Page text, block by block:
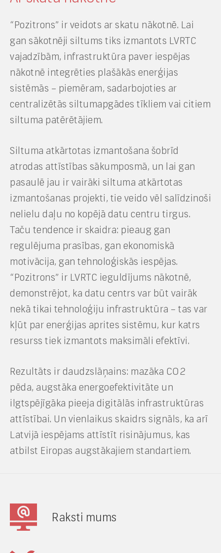
“Pozitrons” ir veidots ar skatu nākotnē. Lai
gan sākotnēji siltums tiks izmantots LVRTC
vajadzībām, infrastruktūra paver iespējas
nākotnē integrēties plašākās enerģijas
sistēmās – piemēram, sadarbojoties ar
centralizētās siltumapgādes tīkliem vai citiem
siltuma patērētājiem.
Siltuma atkārtotas izmantošana šobrīd
atrodas attīstības sākumposmā, un lai gan
pasaulē jau ir vairāki siltuma atkārtotas
izmantošanas projekti, tie veido vēl salīdzinoši
nelielu daļu no kopējā datu centru tirgus.
Taču tendence ir skaidra: pieaug gan
regulējuma prasības, gan ekonomiskā
motivācija, gan tehnoloģiskās iespējas.
“Pozitrons” ir LVRTC ieguldījums nākotnē,
demonstrējot, ka datu centrs var būt vairāk
nekā tikai tehnoloģiju infrastruktūra – tas var
kļūt par enerģijas aprites sistēmu, kur katrs
resurss tiek izmantots maksimāli efektīvi.
Rezultāts ir daudzslāņains: mazāka CO2
pēda, augstāka energoefektivitāte un
ilgtspējīgāka pieeja digitālās infrastruktūras
attīstībai. Un vienlaikus skaidrs signāls, ka arī
Latvijā iespējams attīstīt risinājumus, kas
atbilst Eiropas augstākajiem standartiem.
Raksti mums